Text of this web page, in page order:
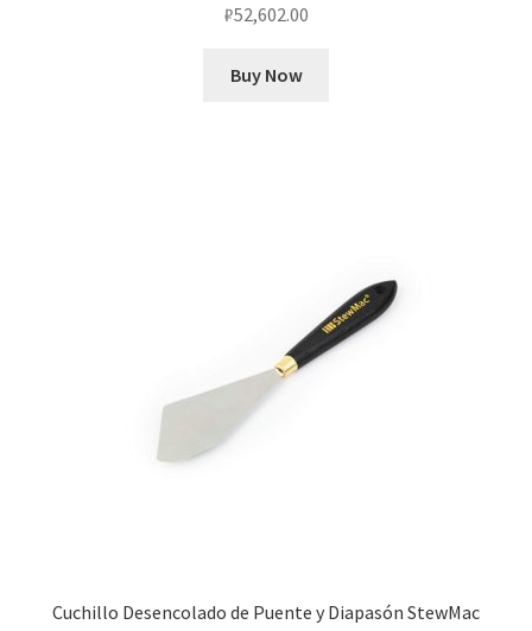
₽52,602.00
Buy Now
Cuchillo Desencolado de Puente y Diapasón StewMac